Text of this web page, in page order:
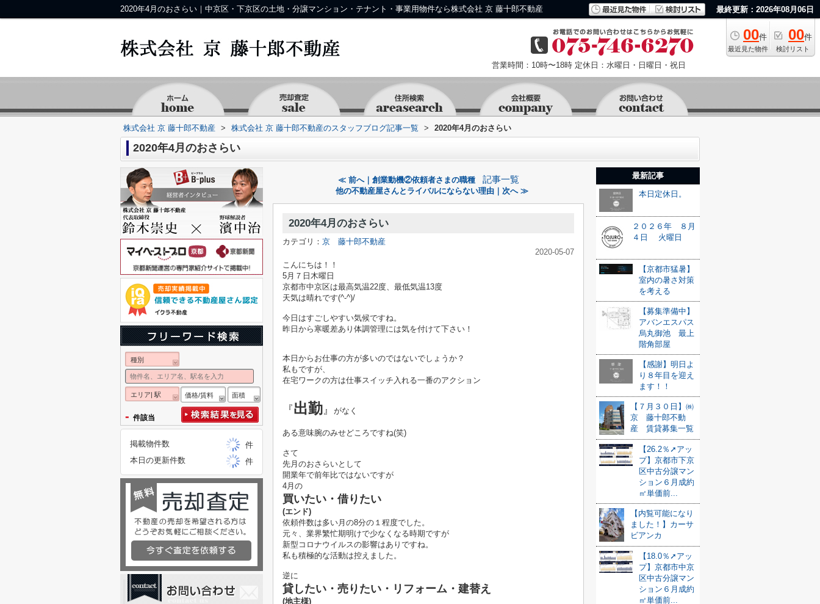
2020年4月のおさらい｜中京区・下京区の土地・分譲マンション・テナント・事業用物件なら株式会社 京 藤十郎不動産 最終更新：2026年08月06日
00件
最近見た物件
00件
検討リスト
営業時間：10時〜18時 定休日：水曜日・日曜日・祝日
株式会社 京 藤十郎不動産 > 株式会社 京 藤十郎不動産のスタッフブログ記事一覧 > 2020年4月のおさらい
2020年4月のおさらい
≪ 前へ｜創業動機②依頼者さまの職種 記事一覧
他の不動産屋さんとライバルにならない理由｜次へ ≫
2020年4月のおさらい
カテゴリ： 京 藤十郎不動産
2020-05-07
こんにちは！！
5月７日木曜日
京都市中京区は最高気温22度、最低気温13度
天気は晴れです(^-^)/
今日はすごしやすい気候ですね。
昨日から寒暖差あり体調管理には気を付けて下さい！
本日からお仕事の方が多いのではないでしょうか？
私もですが、
在宅ワークの方は仕事スイッチ入れる一番のアクション
『出勤』 がなく
ある意味腕のみせどころですね(笑)
さて
先月のおさらいとして
開業年で前年比ではないですが
4月の
買いたい・借りたい
(エンド)
依頼件数は多い月の8分の１ 程度でした。
元々、業界繁忙期明けで少なくなる時期ですが
新型コロナウイルスの影響はありですね。
私も積極的な活動は控えました。
逆に
貸したい・売りたい・リフォーム・建替え
(地主様)
最新記事
本日定休日。
２０２６年 ８月
４日 火曜日
【京都市猛暑】
室内の暑さ対策
を考える
【募集準備中】
アバンエスパス
烏丸御池 最上
階角部屋
【感謝】明日よ
り８年目を迎え
ます！！
【７月３０日】㈱
京 藤十郎不動
産 賃貸募集一覧
【26.2％➚アッ
プ】京都市下京
区中古分譲マン
ション６月成約
㎡単価前...
【内覧可能になり
ました！】カーサ
ビアンカ
【18.0％➚アッ
プ】京都市中京
区中古分譲マン
ション６月成約
㎡単価前...
種別
エリア| 駅 価格/賃料 面積
- 件該当
掲載物件数
件
本日の更新件数
件